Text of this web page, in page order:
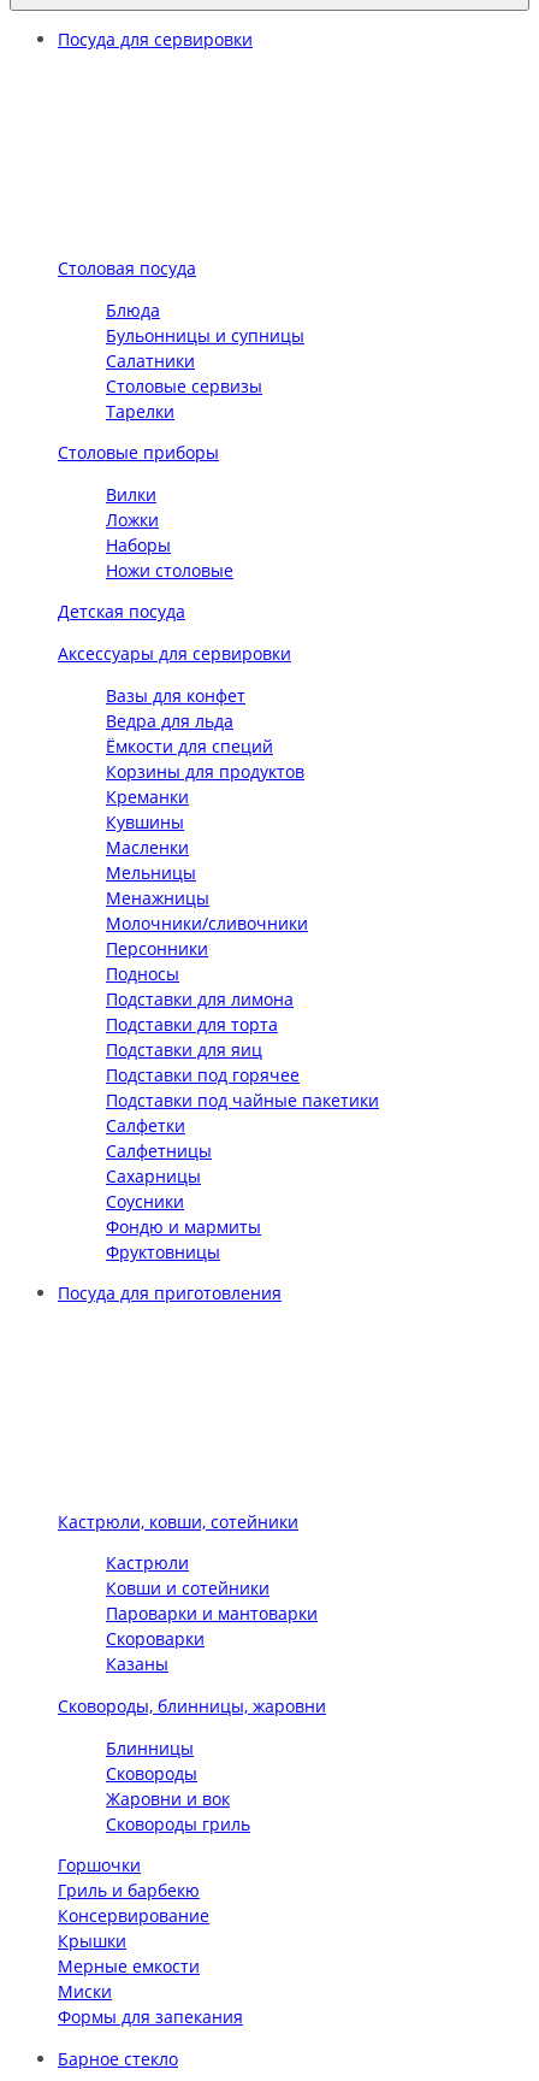
Посуда для сервировки
Столовая посуда
Блюда
Бульонницы и супницы
Салатники
Столовые сервизы
Тарелки
Столовые приборы
Вилки
Ложки
Наборы
Ножи столовые
Детская посуда
Аксессуары для сервировки
Вазы для конфет
Ведра для льда
Ёмкости для специй
Корзины для продуктов
Креманки
Кувшины
Масленки
Мельницы
Менажницы
Молочники/сливочники
Персонники
Подносы
Подставки для лимона
Подставки для торта
Подставки для яиц
Подставки под горячее
Подставки под чайные пакетики
Салфетки
Салфетницы
Сахарницы
Соусники
Фондю и мармиты
Фруктовницы
Посуда для приготовления
Кастрюли, ковши, сотейники
Кастрюли
Ковши и сотейники
Пароварки и мантоварки
Скороварки
Казаны
Сковороды, блинницы, жаровни
Блинницы
Сковороды
Жаровни и вок
Сковороды гриль
Горшочки
Гриль и барбекю
Консервирование
Крышки
Мерные емкости
Миски
Формы для запекания
Барное стекло